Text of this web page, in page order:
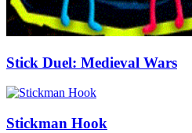
Stick Duel: Medieval Wars
Stickman Hook